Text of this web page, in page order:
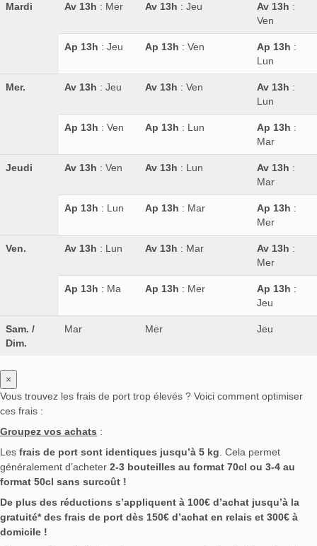
Mardi Av 13h : Mer Av 13h : Jeu Av 13h :
Ven
Ap 13h : Jeu Ap 13h : Ven Ap 13h :
Lun
Mer. Av 13h : Jeu Av 13h : Ven Av 13h :
Lun
Ap 13h : Ven Ap 13h : Lun Ap 13h :
Mar
Jeudi Av 13h : Ven Av 13h : Lun Av 13h :
Mar
Ap 13h : Lun Ap 13h : Mar Ap 13h :
Mer
Ven. Av 13h : Lun Av 13h : Mar Av 13h :
Mer
Ap 13h : Ma Ap 13h : Mer Ap 13h :
Jeu
Sam. /
Dim.
Mar Mer Jeu
×
Vous trouvez les frais de port trop élevés ? Voici comment optimiser
ces frais :
Groupez vos achats :
Les frais de port sont identiques jusqu’à 5 kg. Cela permet
généralement d’acheter 2-3 bouteilles au format 70cl ou 3-4 au
format 50cl sans surcoût !
De plus des réductions s’appliquent à 100€ d’achat jusqu’à la
gratuité* des frais de port dès 150€ d’achat en relais et 300€ à
domicile !